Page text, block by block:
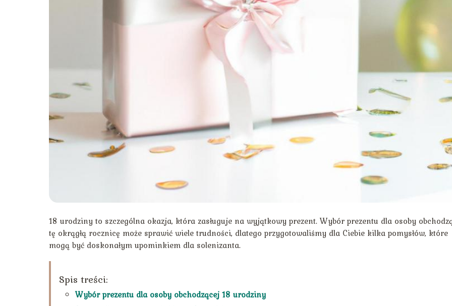
18 urodziny to szczególna okazja, która zasługuje na wyjątkowy prezent. Wybór prezentu dla osoby
tę okrągłą rocznicę może sprawić wiele trudności, dlatego przygotowaliśmy dla Ciebie kilka pomysłów, które
mogą być doskonałym upominkiem dla solenizanta.
Spis treści:
Wybór prezentu dla osoby obchodzącej 18 urodziny